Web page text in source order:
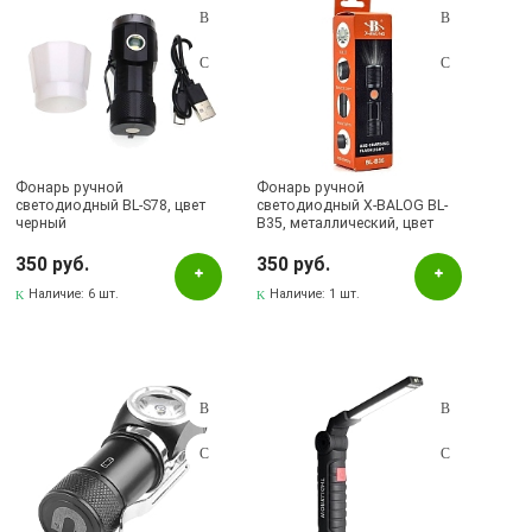
Фонарь ручной
светодиодный BL-S78, цвет
черный
350 руб.
Наличие: 6 шт.
Фонарь ручной
светодиодный X-BALOG BL-
B35, металлический, цвет
350 руб.
Наличие: 1 шт.